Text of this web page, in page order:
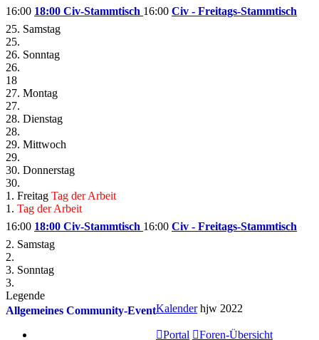
16:00 18:00 Civ-Stammtisch 16:00 Civ - Freitags-Stammtisch
25. Samstag
25.
26. Sonntag
26.
18
27. Montag
27.
28. Dienstag
28.
29. Mittwoch
29.
30. Donnerstag
30.
1. Freitag Tag der Arbeit
1. Tag der Arbeit
16:00 18:00 Civ-Stammtisch 16:00 Civ - Freitags-Stammtisch
2. Samstag
2.
3. Sonntag
3.
Legende
Allgemeines Community-EventKalenderhjw 2022
Portal Foren-Übersicht